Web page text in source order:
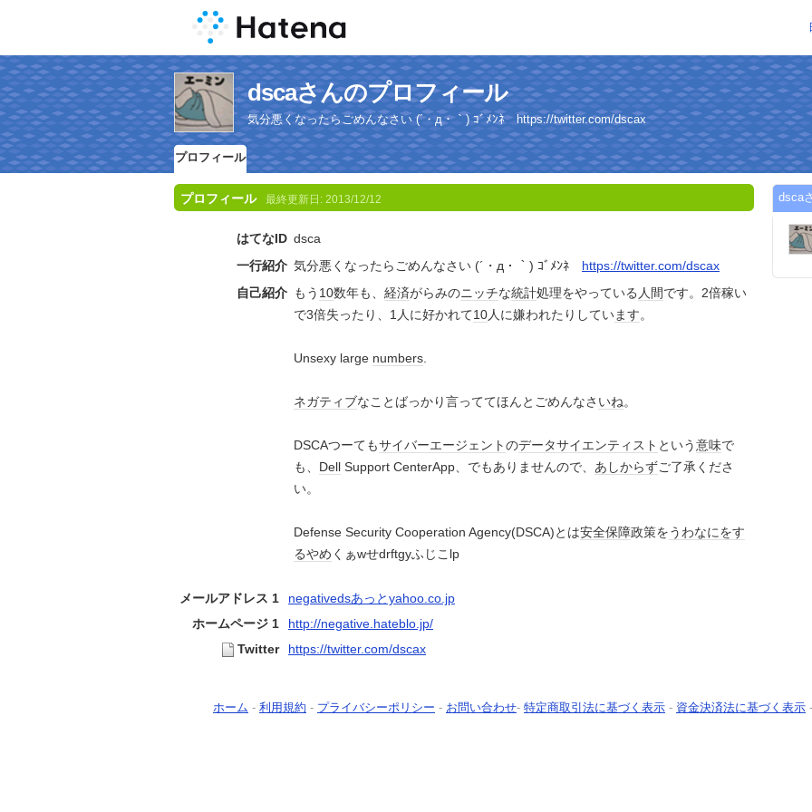
dscaさんのプロフィール
気分悪くなったらごめんなさい (´・д・｀) ｺﾞﾒﾝﾈ https://twitter.com/dscax
プロフィール
プロフィール 最終更新日: 2013/12/12
はてなID dsca
一行紹介 気分悪くなったらごめんなさい (´・д・｀) ｺﾞﾒﾝﾈ https://twitter.com/dscax
自己紹介 もう 10数年も、 経済がらみのニッチな統計処理をやっている 人間です。2倍稼い
で3倍失ったり、1人に好かれて10人に嫌われたりしています。
Unsexy large numbers.
ネガティブなことばっかり言っててほんとごめんなさ いね。
DSCAつーてもサイバーエージェントのデータサイエンティスト という意味で
も、 Dell Support CenterApp、でもありませんので、 あしからずご了承くださ
い。
Defense Security Cooperation Agency(DSCA)とは安全保障政策をうわなにをす
るやめ くぁwせdrftgyふじこlp
メールアドレス 1
negativedsあっとyahoo.co.jp
ホームページ 1
http://negative.hateblo.jp/
Twitter
https://twitter.com/dscax
dsca
ホーム - 利用規約 - プライバシーポリシー - お問い合わせ- 特定商取引法に基づく表示 - 資金決済法に基づく表示 -